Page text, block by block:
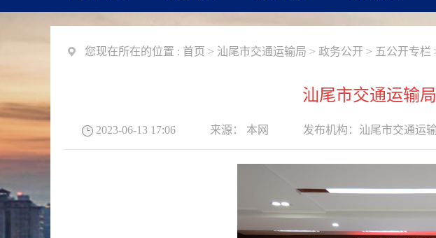
您现在所在的位置 : 首页 > 汕尾市交通运输局 > 政务公开 > 五公开专栏
汕尾市交通运输
2023-06-13 17:06 来源： 本网 发布机构： 汕尾市交通运